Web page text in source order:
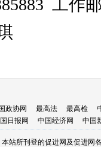
工作邮
政协网 最高法 最高检
日报网 中国经济网 中国
本站所刊登的促进网及促进网